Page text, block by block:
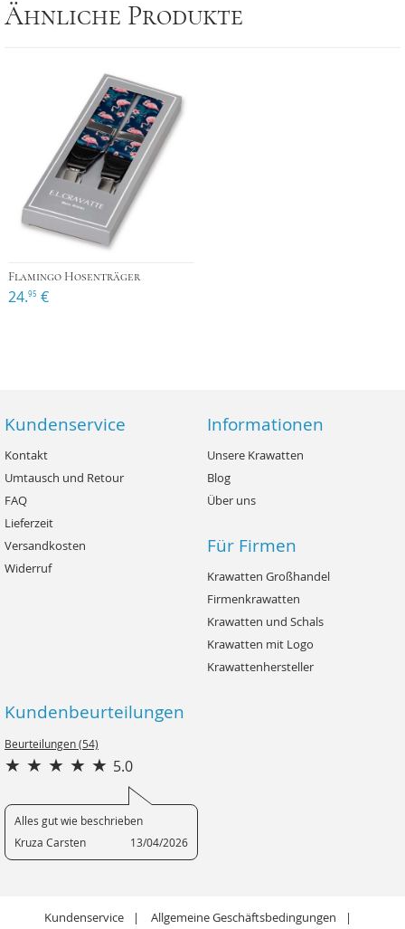
Ähnliche Produkte
Flamingo Hosenträger
24.95 €
Kundenservice
Kontakt
Umtausch und Retour
FAQ
Lieferzeit
Versandkosten
Widerruf
Informationen
Unsere Krawatten
Blog
Über uns
Für Firmen
Krawatten Großhandel
Firmenkrawatten
Krawatten und Schals
Krawatten mit Logo
Krawattenhersteller
Kundenbeurteilungen
Beurteilungen (54)
5.0
Alles gut wie beschrieben
Kruza Carsten
13/04/2026
Kundenservice Allgemeine Geschäftsbedingungen